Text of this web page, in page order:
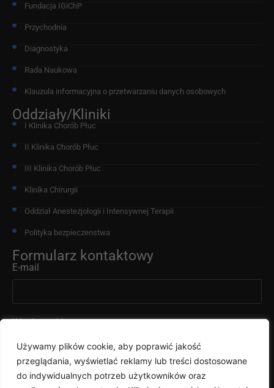
Używamy plików cookie, aby poprawić jakość
przeglądania, wyświetlać reklamy lub treści dostosowane
do indywidualnych potrzeb użytkowników oraz
Fundacja IGiChP
Przychodnia
Diagnostyka
Rada Naukowa
Klauzula informacyjna o przetwarzaniu danych osobowych
Oddziały/Kliniki
I Klinika Chorób Płuc
II Klinika Chorób Płuc
III Klinika Chorób Płuc
Klinika Chirurgii
Oddział Anestezjologii i Intensywnej Terapii
Polityka bezpieczenstwa
Formularz kontaktowy
E-mail
Wiadomość